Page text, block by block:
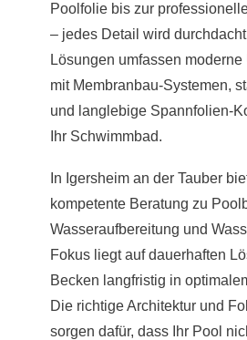
Poolfolie bis zur
– jedes Detail wird
Lösungen umfassen
mit Membranbau-Systemen,
und langlebige Spannfolien-
Ihr Schwimmbad.
In Igersheim an der Tauber
kompetente Beratung zu
Wasseraufbereitung und
Fokus liegt auf dauerhaften
Becken langfristig in
Die richtige Architektur und
sorgen dafür, dass Ihr Pool